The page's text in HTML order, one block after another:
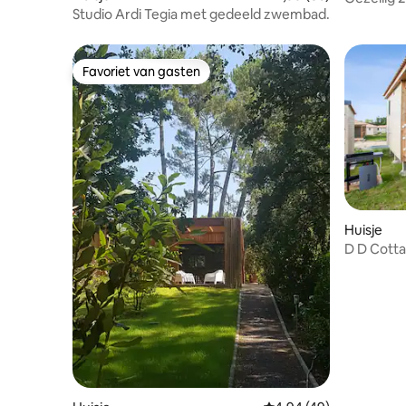
Studio Ardi Tegia met gedeeld zwembad.
Favoriet van gasten
Favoriet van gasten
Huisje
D D